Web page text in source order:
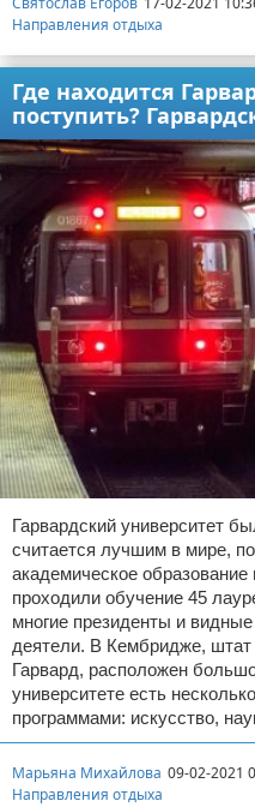
Направления отдыха
Где находится
поступить?
Гарвардский университет
считается лучшим в мире,
академическое
проходили обучение 45
многие президенты и
деятели. В Кембридже, штат
Гарвард, расположен
университете есть
программами: искусство,
Марьяна Михайлова 09-02-2021
Направления отдыха